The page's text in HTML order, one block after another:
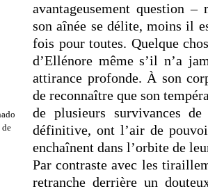
de
avantageusement question
son aînée se délite, moins il
fois pour toutes. Quelque
d’Ellénore même s’il n’a
attirance profonde. À son
de reconnaître que son
de plusieurs survivances
définitive, ont l’air de
enchaînent dans l’orbite de
Par contraste avec les
retranche derrière un